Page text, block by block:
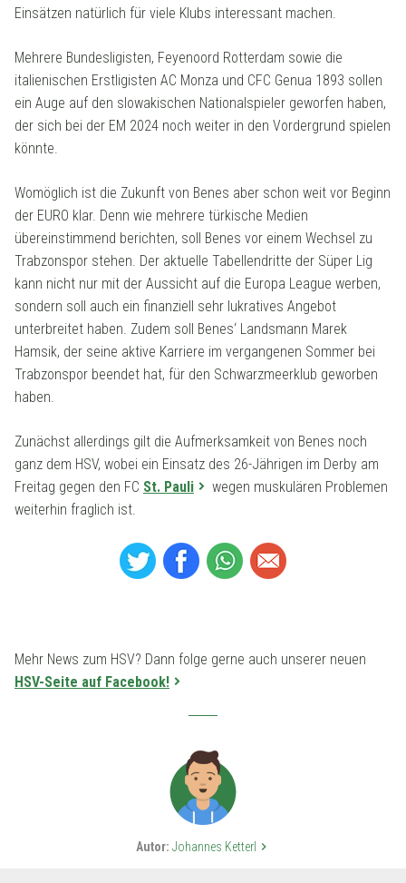
Einsätzen natürlich für viele Klubs interessant machen.
Mehrere Bundesligisten, Feyenoord Rotterdam sowie die
italienischen Erstligisten AC Monza und CFC Genua 1893 sollen
ein Auge auf den slowakischen Nationalspieler geworfen haben,
der sich bei der EM 2024 noch weiter in den Vordergrund spielen
könnte.
Womöglich ist die Zukunft von Benes aber schon weit vor Beginn
der EURO klar. Denn wie mehrere türkische Medien
übereinstimmend berichten, soll Benes vor einem Wechsel zu
Trabzonspor stehen. Der aktuelle Tabellendritte der Süper Lig
kann nicht nur mit der Aussicht auf die Europa League werben,
sondern soll auch ein finanziell sehr lukratives Angebot
unterbreitet haben. Zudem soll Benes‘ Landsmann Marek
Hamsik, der seine aktive Karriere im vergangenen Sommer bei
Trabzonspor beendet hat, für den Schwarzmeerklub geworben
haben.
Zunächst allerdings gilt die Aufmerksamkeit von Benes noch
ganz dem HSV, wobei ein Einsatz des 26-Jährigen im Derby am
Freitag gegen den FC St. Pauli
wegen muskulären Problemen
weiterhin fraglich ist.
Mehr News zum HSV? Dann folge gerne auch unserer neuen
HSV-Seite auf Facebook!
Autor: Johannes Ketterl keyboard_arrow_right